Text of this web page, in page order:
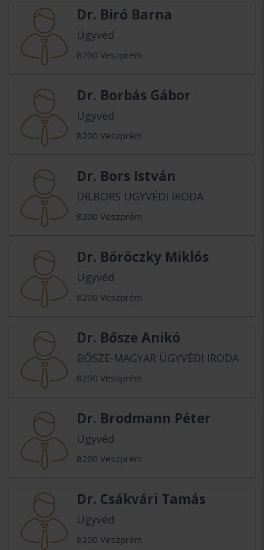
Dr. Biró Barna
Ügyvéd
8200 Veszprém
Dr. Borbás Gábor
Ügyvéd
8200 Veszprém
Dr. Bors István
DR.BORS ÜGYVÉDI IRODA
8200 Veszprém
Dr. Böröczky Miklós
Ügyvéd
8200 Veszprém
Dr. Bősze Anikó
BŐSZE-MAGYAR ÜGYVÉDI IRODA
8200 Veszprém
Dr. Brodmann Péter
Ügyvéd
8200 Veszprém
Dr. Csákvári Tamás
Ügyvéd
8200 Veszprém